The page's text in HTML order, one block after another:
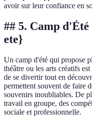
avoir sur leur confiance en
## 5. Camp
ete}
Un camp d'été qui propose
théâtre ou les arts créatifs
de se divertir tout en
permettent souvent de faire
souvenirs inoubliables. De
travail en groupe, des
sociale et professionnelle.